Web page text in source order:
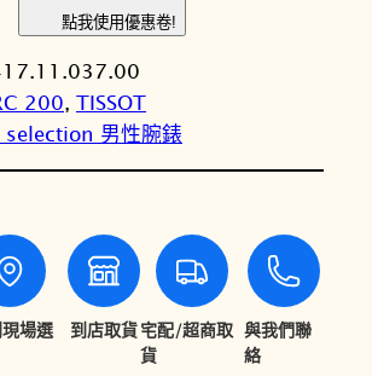
：
N
T
$
6
,
9
4
,
8
7
S
S
O
T
天
V
8
Q
u
點我使用優惠卷!
200, TISSOT
selection 男性腕錶
場選
到店取貨宅配/超商取
貨
與我們聯
絡